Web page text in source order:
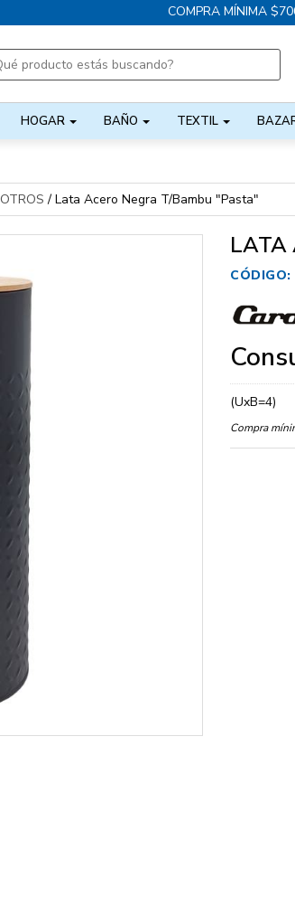
COMPRA MÍNIMA
HOGAR BAÑO TEXTIL
OTROS / Lata Acero Negra T/Bambu "Pasta"
LATA
CÓDIGO:
(UxB=4)
Compra